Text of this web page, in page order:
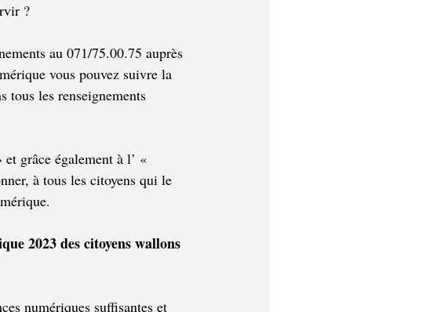
?
au 071/75.00.75 auprès
vous pouvez suivre la
tous les renseignements
grâce également à l’ «
à tous les citoyens qui le
2023 des citoyens wallons
numériques suffisantes et